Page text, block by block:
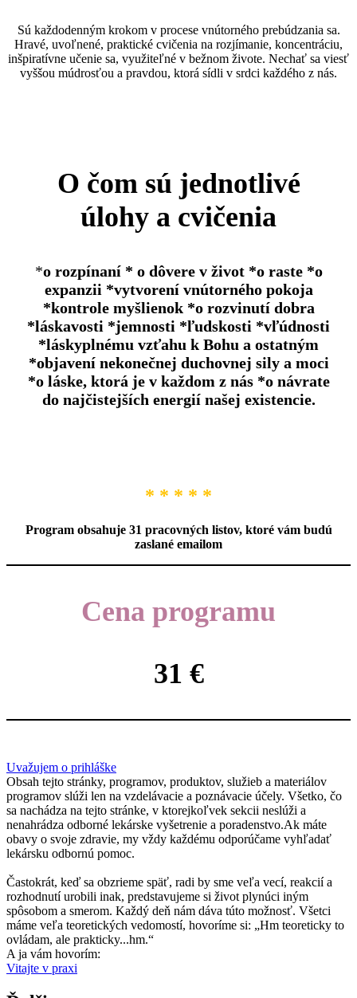
Sú každodenným krokom v procese vnútorného prebúdzania sa.
Hravé, uvoľnené, praktické cvičenia na rozjímanie, koncentráciu,
inšpiratívne učenie sa, využiteľné v bežnom živote. Nechať sa viesť
vyššou múdrosťou a pravdou, ktorá sídli v srdci každého z nás.
O čom sú jednotlivé
úlohy a cvičenia
*o rozpínaní * o dôvere v život *o raste *o
expanzii *vytvorení vnútorného pokoja
*kontrole myšlienok *o rozvinutí dobra
*láskavosti *jemnosti *ľudskosti *vľúdnosti
*láskyplnému vzťahu k Bohu a ostatným
*objavení nekonečnej duchovnej sily a moci
*o láske, ktorá je v každom z nás *o návrate
do najčistejších energií našej existencie.
* * * * *
Program obsahuje 31 pracovných listov, ktoré vám budú
zaslané emailom
Cena programu
31 €
Uvažujem o prihláške
Obsah tejto stránky, programov, produktov, služieb a materiálov
programov slúži len na vzdelávacie a poznávacie účely. Všetko, čo
sa nachádza na tejto stránke, v ktorejkoľvek sekcii neslúži a
nenahrádza odborné lekárske vyšetrenie a poradenstvo.Ak máte
obavy o svoje zdravie, my vždy každému odporúčame vyhľadať
lekársku odbornú pomoc.
Častokrát, keď sa obzrieme späť, radi by sme veľa vecí, reakcií a
rozhodnutí urobili inak, predstavujeme si život plynúci iným
spôsobom a smerom. Každý deň nám dáva túto možnosť. Všetci
máme veľa teoretických vedomostí, hovoríme si: „Hm teoreticky to
ovládam, ale prakticky...hm.“
A ja vám hovorím:
Vitajte v praxi